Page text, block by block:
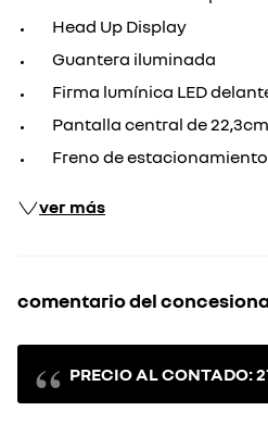
Head Up Display
Guantera iluminada
Firma lumínica LED
Pantalla central de
Freno de
ver más
comentario del
PRECIO AL CONTADO: